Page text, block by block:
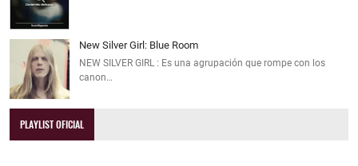
New Silver Girl: Blue Room
NEW SILVER GIRL : Es una agrupación que rompe con los
canon…
PLAYLIST OFICIAL